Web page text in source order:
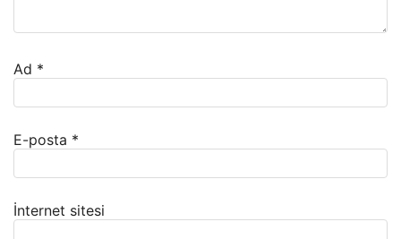
Ad *
E-posta *
İnternet sitesi